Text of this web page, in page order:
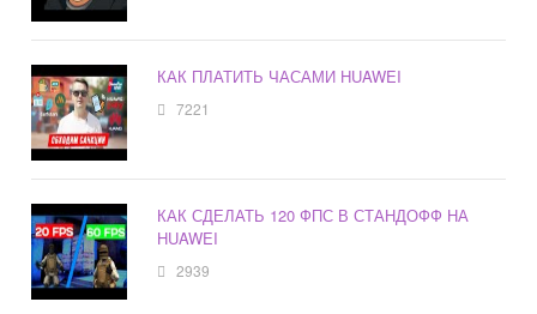
КАК ПЛАТИТЬ ЧАСАМИ HUAWEI
7221
КАК СДЕЛАТЬ 120 ФПС В СТАНДОФФ НА
HUAWEI
2939